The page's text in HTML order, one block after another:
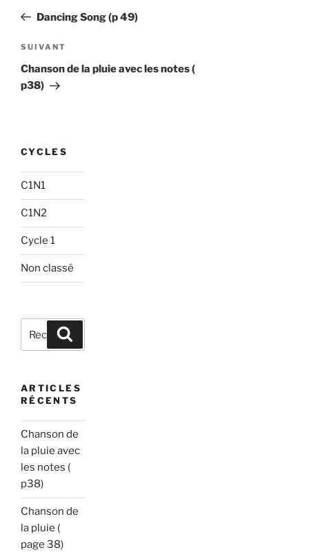
l’article
précédent
Dancing Song (p 49)
Article
suivant
SUIVANT
Chanson de la pluie avec les notes (
p38)
CYCLES
C1N1
C1N2
Cycle 1
Non classé
Recherche
pour
ARTICLES
RÉCENTS
Chanson de
la pluie avec
les notes (
p38)
Chanson de
la pluie (
page 38)